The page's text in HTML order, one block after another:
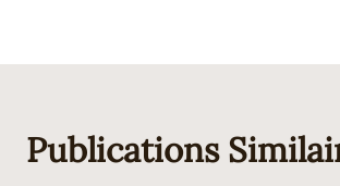
Publications